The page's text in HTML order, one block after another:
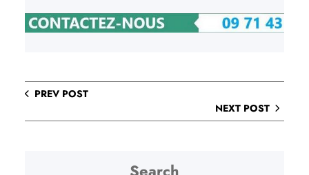
PREV POST
NEXT POST